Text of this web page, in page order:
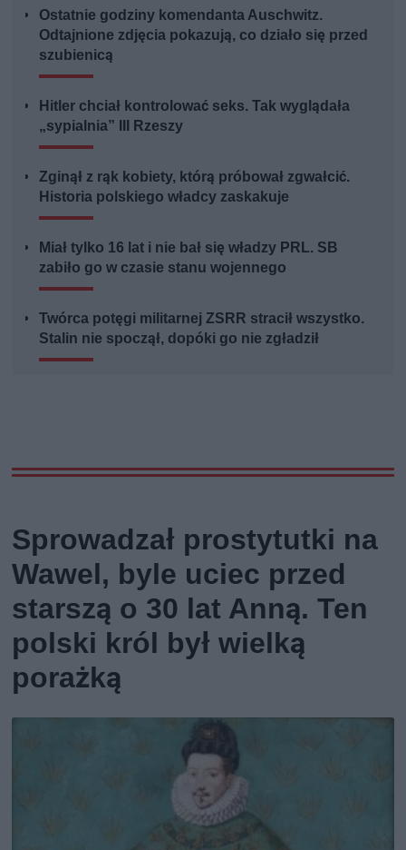
Ostatnie godziny komendanta Auschwitz.
Odtajnione zdjęcia pokazują, co działo się przed
szubienicą
Hitler chciał kontrolować seks. Tak wyglądała
„sypialnia” III Rzeszy
Zginął z rąk kobiety, którą próbował zgwałcić.
Historia polskiego władcy zaskakuje
Miał tylko 16 lat i nie bał się władzy PRL. SB
zabiło go w czasie stanu wojennego
Twórca potęgi militarnej ZSRR stracił wszystko.
Stalin nie spoczął, dopóki go nie zgładził
Sprowadzał prostytutki na
Wawel, byle uciec przed
starszą o 30 lat Anną. Ten
polski król był wielką
porażką